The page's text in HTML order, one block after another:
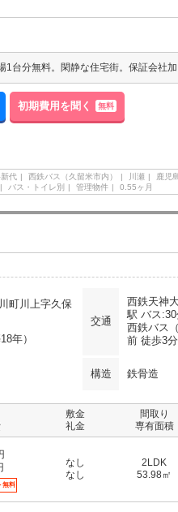
初期費用を聞く 無料
代 西鉄バス（久留米市内） 川瀬 鹿児
バス・トイレ別 管理物件 0.55ヶ月
町川上字久保
交通
西鉄天神
駅 バス
西鉄バス
前 徒歩3分
年）
構造 鉄骨造
敷金
礼金
間取り
専有面積
無料
なし
なし
2LDK
53.98㎡